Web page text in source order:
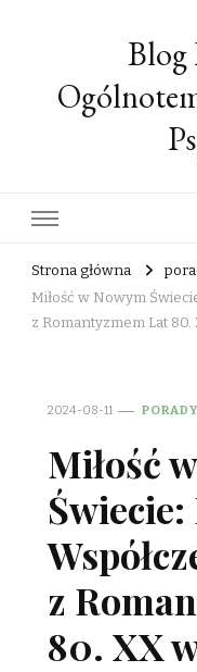
Blog
Strona główna
Miłość w Nowym
z Romantyzmem Lat 80.
2024-08-11 PORADY
Miłość
z
80. XX